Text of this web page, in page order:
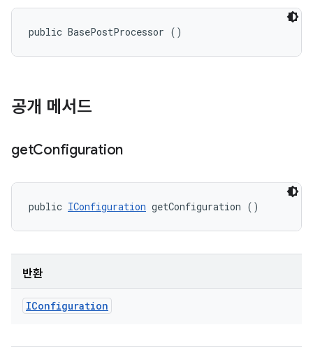
public BasePostProcessor ()
공개 메서드
getConfiguration
public IConfiguration getConfiguration ()
반환
IConfiguration